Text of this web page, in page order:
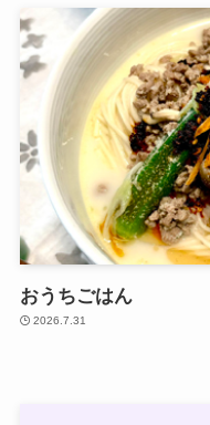
おうちごはん
2026.7.31